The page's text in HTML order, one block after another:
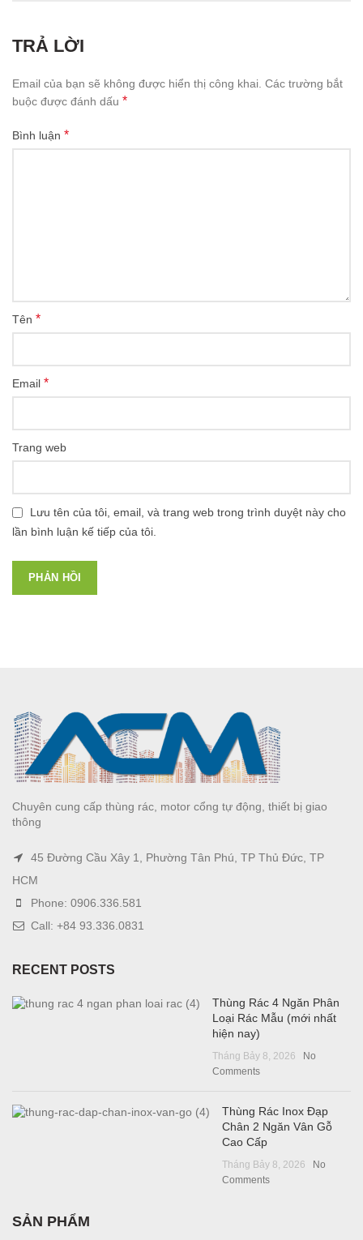
TRẢ LỜI
Email của bạn sẽ không được hiển thị công khai. Các trường bắt
buộc được đánh dấu *
Bình luận *
Tên *
Email *
Trang web
Lưu tên của tôi, email, và trang web trong trình duyệt này cho
lần bình luận kế tiếp của tôi.
Chuyên cung cấp thùng rác, motor cổng tự động, thiết bị giao
thông
45 Đường Cầu Xây 1, Phường Tân Phú, TP Thủ Đức, TP
HCM
Phone: 0906.336.581
Call: +84 93.336.0831
RECENT POSTS
Thùng Rác 4 Ngăn Phân
Loại Rác Mẫu (mới nhất
hiện nay)
Tháng Bảy 8, 2026
No
Comments
Thùng Rác Inox Đạp
Chân 2 Ngăn Vân Gỗ
Cao Cấp
Tháng Bảy 8, 2026
No
Comments
SẢN PHẨM